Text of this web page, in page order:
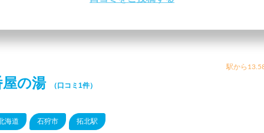
駅から
屋の湯 （口コミ1件）
海道 石狩市 拓北駅